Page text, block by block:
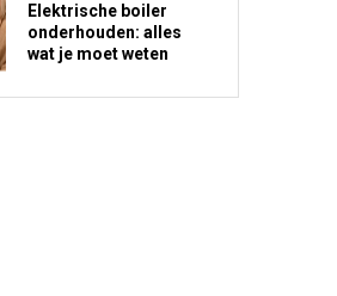
Elektrische boiler
onderhouden: alles
wat je moet weten